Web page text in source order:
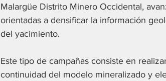
Malargüe Distrito Minero Occidental,
orientadas a densificar la información
del yacimiento.
Este tipo de campañas consiste en
continuidad del modelo mineralizado y